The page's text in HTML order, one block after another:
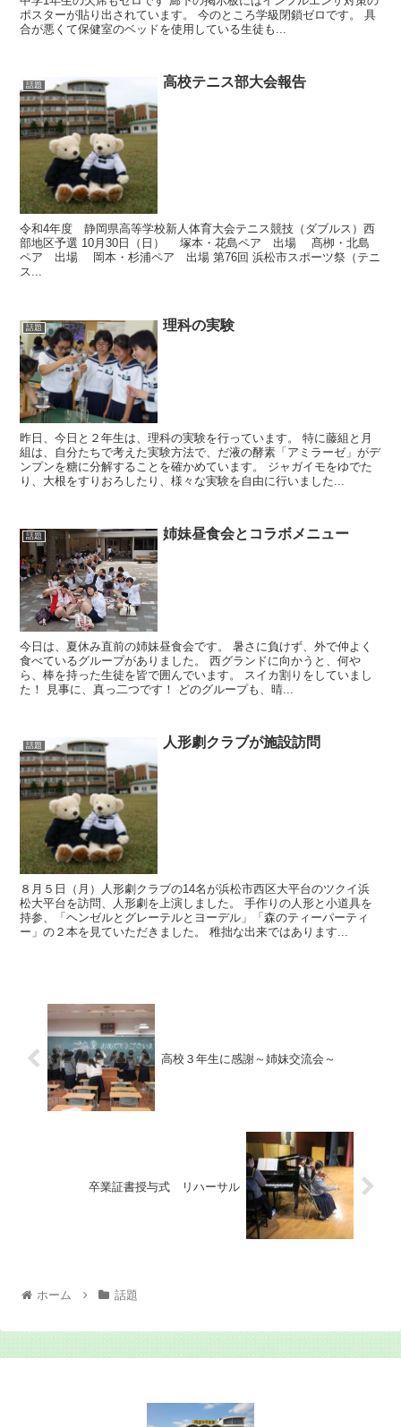
ポスターが貼り出されています。 今のところ学級閉鎖ゼロです。 具
合が悪くて保健室のベッドを使用している生徒も...
話題 高校テニス部大会報告
令和4年度 静岡県高等学校新人体育大会テニス競技（ダブルス）西
部地区予選 10月30日（日） 塚本・花島ペア 出場 髙栁・北島
ペア 出場 岡本・杉浦ペア 出場 第76回 浜松市スポーツ祭（テニ
ス...
話題 理科の実験
昨日、今日と２年生は、理科の実験を行っています。 特に藤組と月
組は、自分たちで考えた実験方法で、だ液の酵素「アミラーゼ」がデ
ンプンを糖に分解することを確かめています。 ジャガイモをゆでた
り、大根をすりおろしたり、様々な実験を自由に行いました...
話題 姉妹昼食会とコラボメニュー
今日は、夏休み直前の姉妹昼食会です。 暑さに負けず、外で仲よく
食べているグループがありました。 西グランドに向かうと、何や
ら、棒を持った生徒を皆で囲んでいます。 スイカ割りをしていまし
た！ 見事に、真っ二つです！ どのグループも、晴...
話題 人形劇クラブが施設訪問
８月５日（月）人形劇クラブの14名が浜松市西区大平台のツクイ浜
松大平台を訪問、人形劇を上演しました。 手作りの人形と小道具を
持参、「ヘンゼルとグレーテルとヨーデル」「森のティーパーティ
ー」の２本を見ていただきました。 稚拙な出来ではあります...
高校３年生に感謝～姉妹交流会～
卒業証書授与式 リハーサル
ホーム 話題